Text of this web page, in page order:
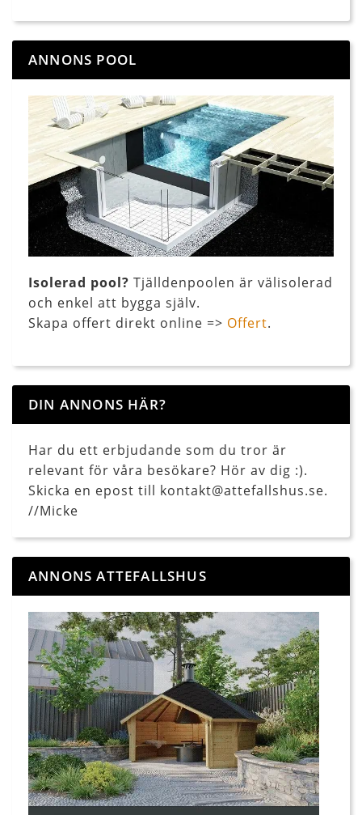
ANNONS POOL
Isolerad pool? Tjälldenpoolen är välisolerad
och enkel att bygga själv.
Skapa offert direkt online => Offert.
DIN ANNONS HÄR?
Har du ett erbjudande som du tror är
relevant för våra besökare? Hör av dig :).
Skicka en epost till kontakt@attefallshus.se.
//Micke
ANNONS ATTEFALLSHUS